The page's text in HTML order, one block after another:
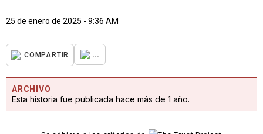
25 de enero de 2025 - 9:36 AM
COMPARTIR ...
ARCHIVO
Esta historia fue publicada hace más de 1 año.